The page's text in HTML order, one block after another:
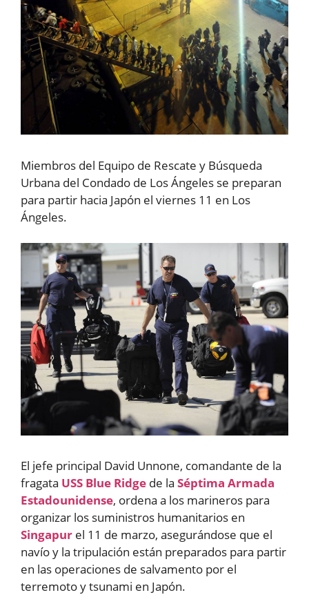
Miembros del Equipo de Rescate y Búsqueda
Urbana del Condado de Los Ángeles se preparan
para partir hacia Japón el viernes 11 en Los
Ángeles.
El jefe principal David Unnone, comandante de la
fragata USS Blue Ridge de la Séptima Armada
Estadounidense, ordena a los marineros para
organizar los suministros humanitarios en
Singapur el 11 de marzo, asegurándose que el
navío y la tripulación están preparados para partir
en las operaciones de salvamento por el
terremoto y tsunami en Japón.